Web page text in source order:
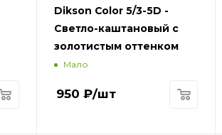
Dikson Color 5/3-5D -
Светло-каштановый с
золотистым оттенком
Мало
950 ₽/шт